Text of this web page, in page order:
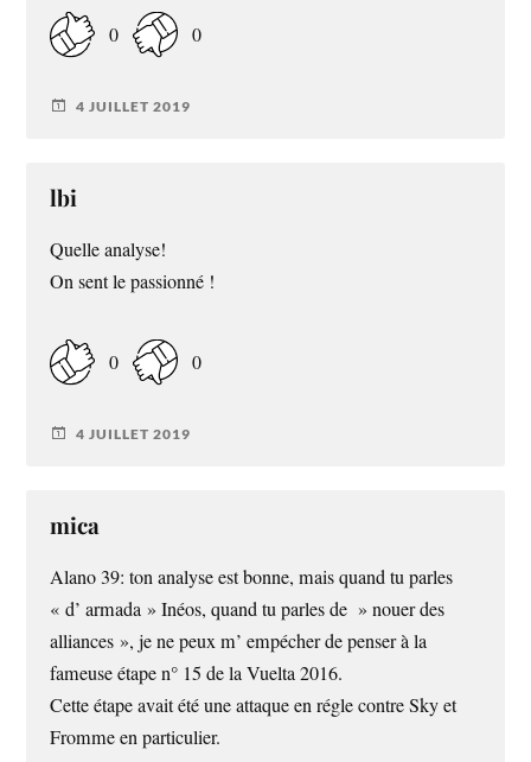
0 0
4 JUILLET 2019
lbi
Quelle analyse!
On sent le passionné !
0 0
4 JUILLET 2019
mica
Alano 39: ton analyse est bonne, mais quand tu parles
« d’ armada » Inéos, quand tu parles de » nouer des
alliances », je ne peux m’ empécher de penser à la
fameuse étape n° 15 de la Vuelta 2016.
Cette étape avait été une attaque en régle contre Sky et
Fromme en particulier.